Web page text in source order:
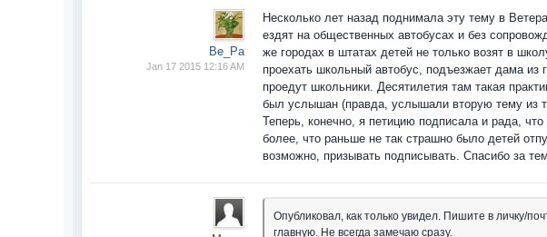
Ве_Ра
Jan 17 2015 12:16 AM
Несколько лет назад поднимала эту тему в
ездят на общественных автобусах и без
же городах в штатах детей не только возят в
проехать школьный автобус, подъезжает дама из
проедут школьники. Десятилетия там такая
был услышан (правда, услышали вторую тему из
Теперь, конечно, я петицию подписала и рада,
более, что раньше не так страшно было детей
возможно, призывать подписывать. Спасибо за
Опубликовал, как только увидел. Пишите в личку/
главную. Не всегда замечаю сразу.